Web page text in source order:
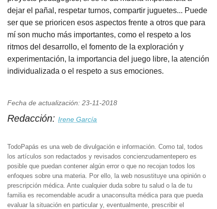
dejar el pañal, respetar turnos, compartir juguetes... Puede
ser que se prioricen esos aspectos frente a otros que para
mí son mucho más importantes, como el respeto a los
ritmos del desarrollo, el fomento de la exploración y
experimentación, la importancia del juego libre, la atención
individualizada o el respeto a sus emociones.
Fecha de actualización: 23-11-2018
Redacción: Irene García
TodoPapás es una web de divulgación e información. Como tal, todos
los artículos son redactados y revisados concienzudamentepero es
posible que puedan contener algún error o que no recojan todos los
enfoques sobre una materia. Por ello, la web nosustituye una opinión o
prescripción médica. Ante cualquier duda sobre tu salud o la de tu
familia es recomendable acudir a unaconsulta médica para que pueda
evaluar la situación en particular y, eventualmente, prescribir el